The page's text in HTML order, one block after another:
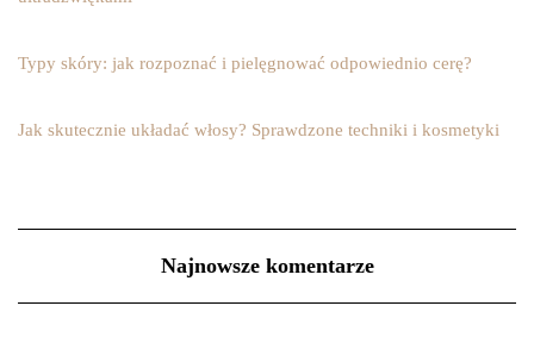
Typy skóry: jak rozpoznać i pielęgnować odpowiednio cerę?
Jak skutecznie układać włosy? Sprawdzone techniki i kosmetyki
Najnowsze komentarze